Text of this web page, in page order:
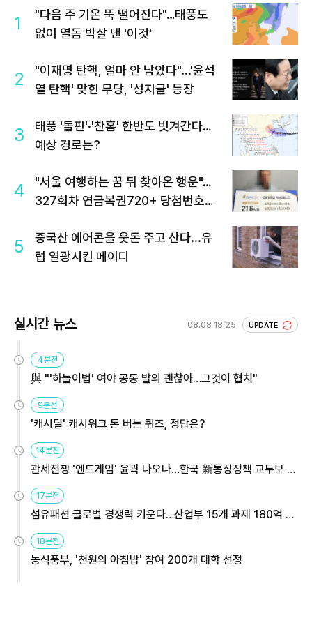
1
"다음 주 기온 뚝 떨어진다"…태풍도
없이 열돔 박살 낸 '이것'
2
"이재명 탄핵, 얼마 안 남았다"...'윤석
열 탄핵' 맞힌 무당, '성지글' 등장
3
태풍 '돌핀'·'찬홈' 한반도 빗겨간다…
예상 경로는?
4
"서울 여행하는 꿈 뒤 찾아온 행운"…
327회차 연금복권720+ 당첨번호조
5
중국산 에어콘을 웃돈 주고 산다...유
럽 열광시킨 메이디
실시간 뉴스 08.08 18:25 UPDATE
4분전
與 "'하늘이법' 여야 공동 발의 괜찮아…그것이 협치"
9분전
'캐시딜' 캐시워크 돈 버는 퀴즈, 정답은?
14분전
관세전쟁 '엔드게임' 윤곽 나오나…한국 新통상정책 교두보 활
17분전
섬유패션 글로벌 경쟁력 키운다…산업부 15개 과제 180억 지
18분전
농식품부, '천원의 아침밥' 참여 200개 대학 선정